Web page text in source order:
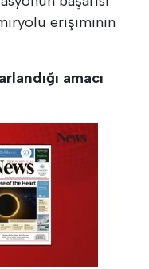
erişiminin
amacı